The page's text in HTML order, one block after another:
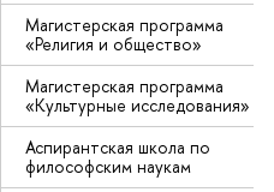
Магистерская программа
«Религия и общество»
Магистерская программа
«Культурные исследования»
Аспирантская школа по
философским наукам